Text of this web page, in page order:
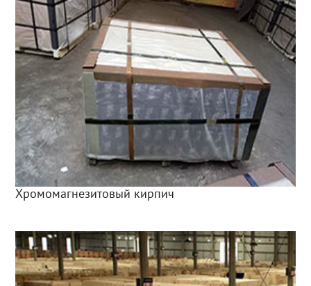
Хромомагнезитовый кирпич